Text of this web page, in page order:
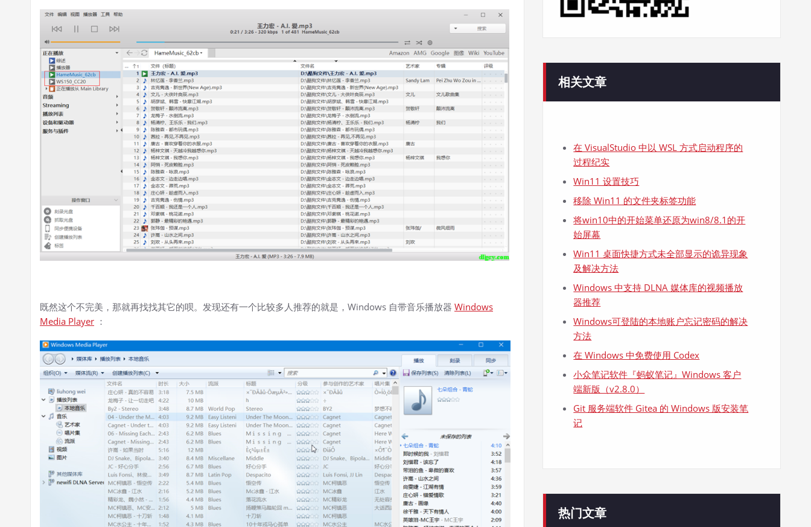
既然这个不完美，那就再找找其它的呗。发现还有一个比较多人推荐的就是，Windows 自带音乐播放器 Windows
Media Player ：
相关文章
在 VisualStudio 中以 WSL 方式启动程序的
过程纪实
Win11 设置技巧
移除 Win11 的文件夹标签功能
将win10中的开始菜单还原为win8/8.1的开
始屏幕
Win11 桌面快捷方式未全部显示的诡异现象
及解决方法
Windows 中支持 DLNA 媒体库的视频播放
器推荐
Windows可登陆的本地账户忘记密码的解决
方法
在 Windows 中免费使用 Codex
小众笔记软件『蚂蚁笔记』Windows 客户
端新版（v2.8.0）
Git 服务端软件 Gitea 的 Windows 版安装笔
记
热门文章